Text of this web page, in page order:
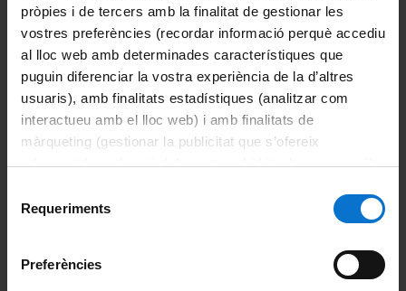
pròpies i de tercers amb la finalitat de gestionar les
vostres preferències (recordar informació perquè accediu
al lloc web amb determinades característiques que
puguin diferenciar la vostra experiència de la d’altres
usuaris), amb finalitats estadístiques (analitzar com
interactueu amb el lloc web) i amb finalitats de
màrqueting (gestionar la publicitat que s’ofereix
adequant-la en funció dels vostres hàbits de navegació).
consultar laPolítica de galetes del lloc web de la
Requeriments
Preferències
Comparteix-ho:
Enllaços d'interès
Sindicatura de Greuges de Catalunya
Defensor del Poble - Europa